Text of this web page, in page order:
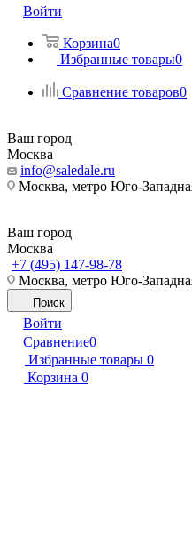
Войти
Корзина0
Избранные товары0
Сравнение товаров0
Ваш город
Москва
info@saledale.ru
Москва, метро Юго-
Ваш город
Москва
+7 (495) 147-98-78
Москва, метро Юго-
Поиск
Войти
Сравнение0
Избранные товары 0
Корзина 0